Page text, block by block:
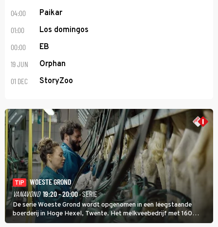
04:00 Paikar
01:00 Los domingos
00:00 EB
19 JUN Orphan
01 DEC StoryZoo
TIP
WOESTE GROND
VANAVOND 19:20 - 20:00· SERIE
De serie Woeste Grond wordt opgenomen in een leegstaande
boerderij in Hoge Hexel, Twente. Het melkveebedrijf met 160
koeien moest sluiten, omdat het dicht bij een Natura 2000-gebied